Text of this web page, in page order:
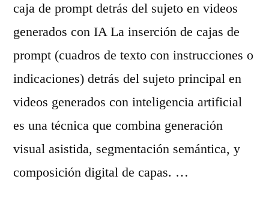
l
a
d
a
»
e
s
c
o
n
L
o
v
caja de prompt detrás del sujeto en videos
generados con IA La inserción de cajas de
prompt (cuadros de texto con instrucciones o
indicaciones) detrás del sujeto principal en
videos generados con inteligencia artificial
es una técnica que combina generación
visual asistida, segmentación semántica, y
composición digital de capas. …